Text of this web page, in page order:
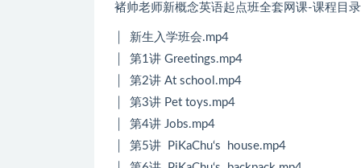
褚帅老师新概念英语起点班全套网课-课程目
│ 新生入学班会.mp4
│ 第1讲 Greetings.mp4
│ 第2讲 At school.mp4
│ 第3讲 Pet toys.mp4
│ 第4讲 Jobs.mp4
│ 第5讲 PiKaChu‘s house.mp4